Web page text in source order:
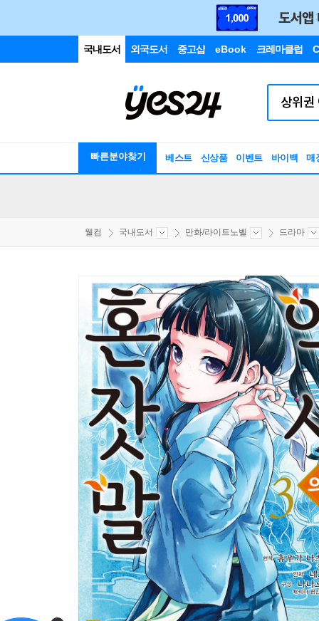
국내도서 외국도서 중고샵 eBook 크레마클럽
빠른분야찾기 베스트 신상품 이벤트 바이백 매
웰컴 국내도서 만화/라이트노벨 드라마